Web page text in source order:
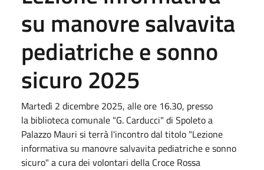
su manovre salvavita
pediatriche e sonno
sicuro 2025
Martedì 2 dicembre 2025, alle ore 16.30, presso
la biblioteca comunale "G. Carducci" di Spoleto a
Palazzo Mauri​ si terrà l'incontro dal titolo "Lezione
informativa su manovre salvavita pediatriche e sonno
sicuro" a cura dei volontari della Croce Rossa